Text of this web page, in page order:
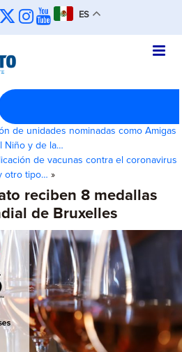
ES
de unidades nominadas como Amigas
Niño y de la…
de vacunas contra el coronavirus
otro tipo… »
reciben 8 medallas
de Bruxelles